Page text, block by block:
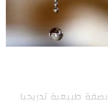
طبيعية تدريجيا